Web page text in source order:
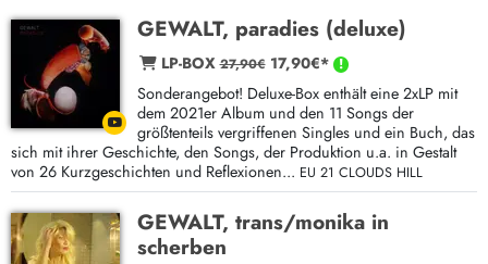
GEWALT, paradies (deluxe)
LP-BOX27,90€17,90€*
Sonderangebot! Deluxe-Box enthält eine 2xLP mit
dem 2021er Album und den 11 Songs der
größtenteils vergriffenen Singles und ein Buch, das
sich mit ihrer Geschichte, den Songs, der Produktion u.a. in Gestalt
von 26 Kurzgeschichten und Reflexionen... EU 21 CLOUDS HILL
GEWALT, trans/monika in
scherben